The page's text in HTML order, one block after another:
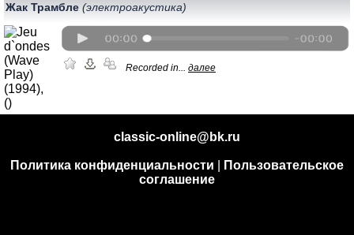
Жак Трамбле (электроакустика)
Recorded in... далее
classic-online@bk.ru
Политика конфиденциальности
Пользовательское
соглашение